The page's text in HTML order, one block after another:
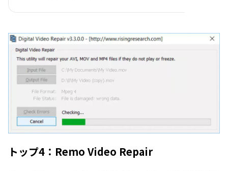
トップ4：Remo Video Repair